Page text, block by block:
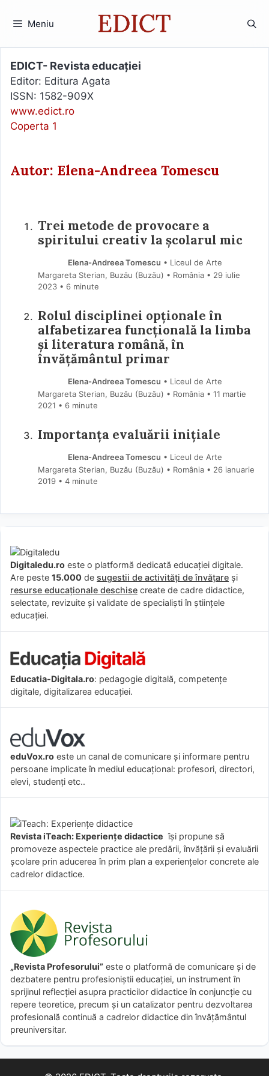
Meniu
EDICT- Revista educației
Editor: Editura Agata
ISSN: 1582-909X
www.edict.ro
Coperta 1
Autor: Elena-Andreea Tomescu
Trei metode de provocare a
spiritului creativ la școlarul mic
Elena-Andreea Tomescu • Liceul de Arte
Margareta Sterian, Buzău (Buzău) • România
29 iulie
2023 • 6 minute
Rolul disciplinei opționale în
alfabetizarea funcțională la limba
și literatura română, în
învățământul primar
Elena-Andreea Tomescu • Liceul de Arte
Margareta Sterian, Buzău (Buzău) • România
11 martie
2021 • 6 minute
Importanța evaluării inițiale
Elena-Andreea Tomescu • Liceul de Arte
Margareta Sterian, Buzău (Buzău) • România
26 ianuarie
2019 • 4 minute
Digitaledu.ro este o platformă dedicată educației digitale.
Are peste 15.000 de sugestii de activități de învățare și
resurse educaționale deschise create de cadre didactice,
selectate, revizuite și validate de specialiști în științele
educației.
Educatia-Digitala.ro: pedagogie digitală, competențe
digitale, digitalizarea educației.
eduVox.ro este un canal de comunicare și informare pentru
persoane implicate în mediul educațional: profesori, directori,
elevi, studenți etc..
Revista iTeach: Experienţe didactice îşi propune să
promoveze aspectele practice ale predării, învăţării şi evaluării
şcolare prin aducerea în prim plan a experienţelor concrete ale
cadrelor didactice.
„Revista Profesorului” este o platformă de comunicare și de
dezbatere pentru profesioniștii educației, un instrument în
sprijinul reflecției asupra practicilor didactice în conjuncție cu
repere teoretice, precum și un catalizator pentru dezvoltarea
profesională continuă a cadrelor didactice din învățământul
preuniversitar.